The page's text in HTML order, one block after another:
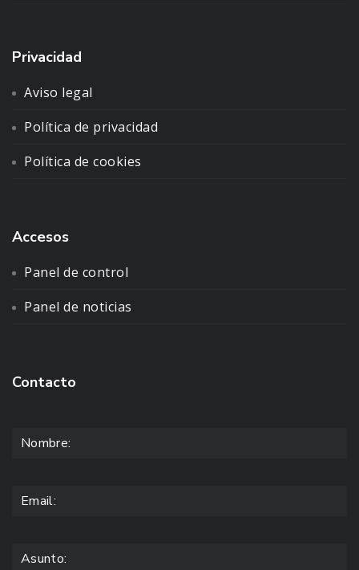
Privacidad
Aviso legal
Política de privacidad
Política de cookies
Accesos
Panel de control
Panel de noticias
Contacto